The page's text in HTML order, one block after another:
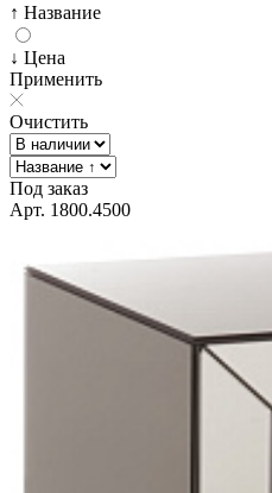
↑ Название
↓ Цена
Применить
Очистить
Под заказ
Арт. 1800.4500